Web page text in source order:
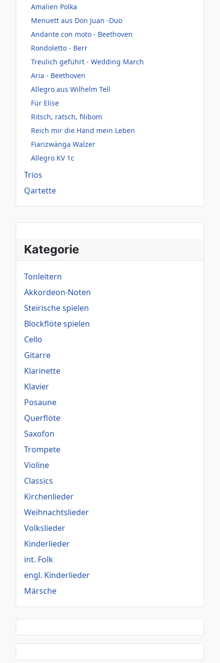
Kategorie
Tonleitern
Akkordeon-Noten
Steirische spielen
Blockflöte spielen
Cello
Gitarre
Klarinette
Klavier
Posaune
Querflöte
Saxofon
Trompete
Violine
Classics
Kirchenlieder
Weihnachtslieder
Volkslieder
Kinderlieder
int. Folk
engl. Kinderlieder
Märsche
Amalien Polka
Menuett aus Don Juan -Duo
Andante con moto - Beethoven
Rondoletto - Berr
Treulich geführt - Wedding March
Aria - Beethoven
Allegro aus Wilhelm Tell
Für Elise
Ritsch, ratsch, filibom
Reich mir die Hand mein Leben
Fiarizwänga Walzer
Allegro KV 1c
Trios
Qartette